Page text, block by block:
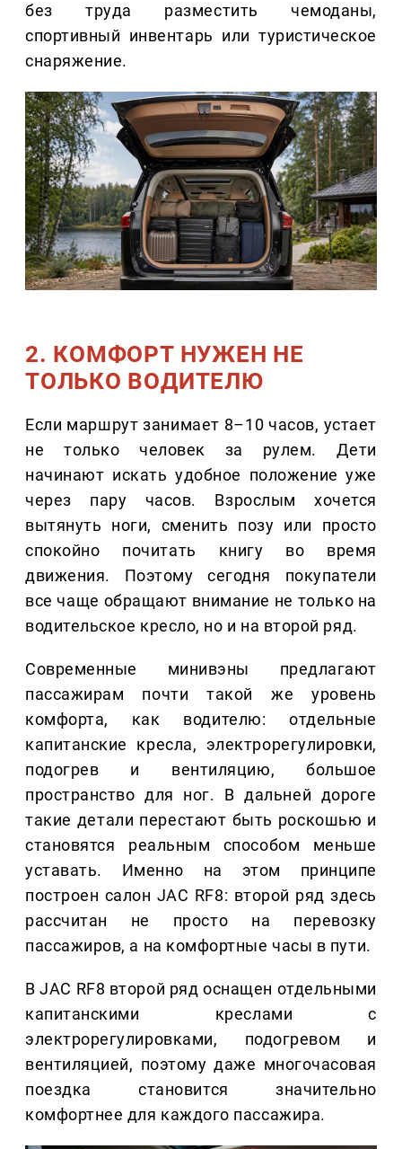
без труда разместить чемоданы,
спортивный инвентарь или туристическое
снаряжение.
2. КОМФОРТ НУЖЕН НЕ
ТОЛЬКО ВОДИТЕЛЮ
Если маршрут занимает 8–10 часов, устает
не только человек за рулем. Дети
начинают искать удобное положение уже
через пару часов. Взрослым хочется
вытянуть ноги, сменить позу или просто
спокойно почитать книгу во время
движения. Поэтому сегодня покупатели
все чаще обращают внимание не только на
водительское кресло, но и на второй ряд.
Современные минивэны предлагают
пассажирам почти такой же уровень
комфорта, как водителю: отдельные
капитанские кресла, электрорегулировки,
подогрев и вентиляцию, большое
пространство для ног. В дальней дороге
такие детали перестают быть роскошью и
становятся реальным способом меньше
уставать. Именно на этом принципе
построен салон JAC RF8: второй ряд здесь
рассчитан не просто на перевозку
пассажиров, а на комфортные часы в пути.
В JAC RF8 второй ряд оснащен отдельными
капитанскими креслами с
электрорегулировками, подогревом и
вентиляцией, поэтому даже многочасовая
поездка становится значительно
комфортнее для каждого пассажира.